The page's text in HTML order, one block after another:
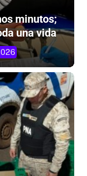
minutos;
una vida